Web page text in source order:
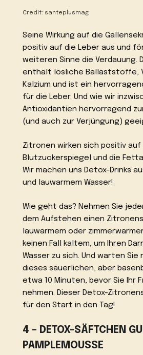
Credit: santeplusmag
Seine Wirkung auf die
positiv auf die Leber aus und
weiteren Sinne die Verdauung.
enthält lösliche Ballaststoffe,
Kalzium und ist ein
für die Leber. Und wie wir
Antioxidantien hervorragend
(und auch zur Verjüngung)
Zitronen wirken sich positiv auf
Blutzuckerspiegel und die
Wir machen uns Detox-Drinks
und lauwarmem Wasser!
Wie geht das? Nehmen Sie
dem Aufstehen einen
lauwarmem oder
keinen Fall kaltem, um Ihren
Wasser zu sich. Und warten Sie
dieses säuerlichen, aber
etwa 10 Minuten, bevor Sie Ihr
nehmen. Dieser Detox-
für den Start in den Tag!
4 – DETOX-SÄFTCHEN
PAMPLEMOUSSE